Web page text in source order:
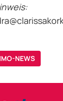
NEWS